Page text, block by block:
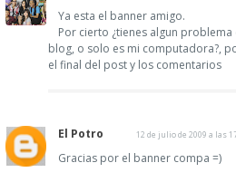
Ya esta el banner amigo.
Por cierto ¿tienes algun
blog, o solo es mi computadora?,
el final del post y los comentarios
El Potro 12 de julio de 2009 a las
Gracias por el banner compa =)